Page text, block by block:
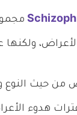
من حيث النوع
هدوء